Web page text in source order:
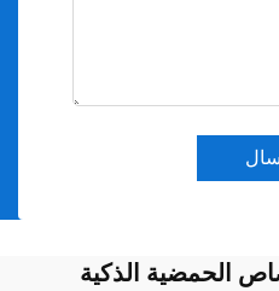
الحمضية الذكية